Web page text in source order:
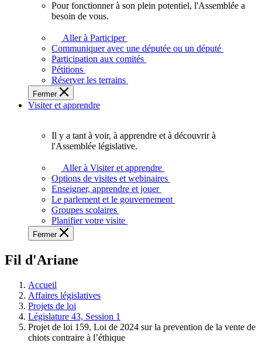
plein
potentiel,
l'Assemblée
a
besoin
de
Pour fonctionner à son plein potentiel, l'Assemblée a
besoin de vous.
Aller à Participer
Communiquer avec une députée ou un député
Participation aux comités
Pétitions
Réserver les terrains
Fermer
Visiter et apprendre
voir,
apprendre
et
à
à
législative.
Il y a tant à voir, à apprendre et à découvrir à
l'Assemblée législative.
Aller à Visiter et apprendre
Options de visites et webinaires
Enseigner, apprendre et jouer
Le parlement et le gouvernement
Groupes scolaires
Planifier votre visite
Fermer
Fil d'Ariane
Accueil
Affaires législatives
Projets de loi
Législature 43, Session 1
Projet de loi 159, Loi de 2024 sur la prevention de la vente de
chiots contraire à l’éthique